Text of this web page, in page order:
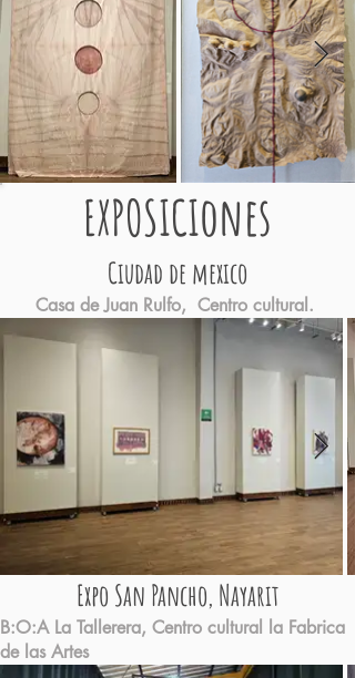
EXPOSICIones
Ciudad de mexico
Casa de Juan Rulfo, Centro cultural.
Expo San Pancho, Nayarit
B:O:A La Tallerera, Centro cultural la Fabrica
de las Artes